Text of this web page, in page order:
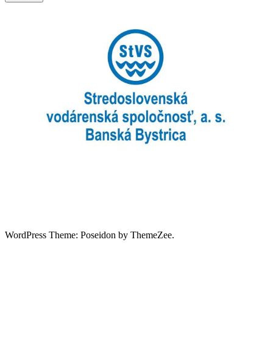
WordPress Theme: Poseidon by ThemeZee.